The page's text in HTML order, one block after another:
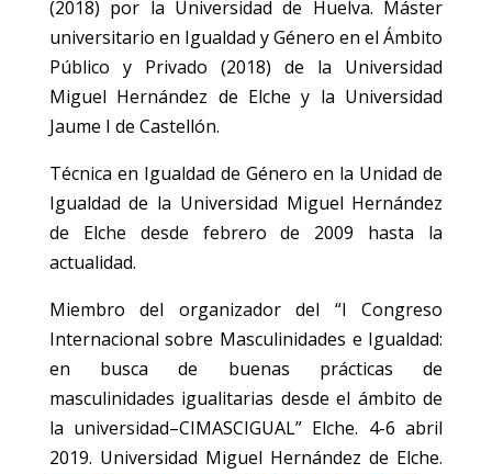
(2018) por la Universidad de Huelva. Máster
universitario en Igualdad y Género en el Ámbito
Público y Privado (2018) de la Universidad
Miguel Hernández de Elche y la Universidad
Jaume I de Castellón.
Técnica en Igualdad de Género en la Unidad de
Igualdad de la Universidad Miguel Hernández
de Elche desde febrero de 2009 hasta la
actualidad.
Miembro del organizador del “I Congreso
Internacional sobre Masculinidades e Igualdad:
en busca de buenas prácticas de
masculinidades igualitarias desde el ámbito de
la universidad–CIMASCIGUAL” Elche. 4-6 abril
2019. Universidad Miguel Hernández de Elche.